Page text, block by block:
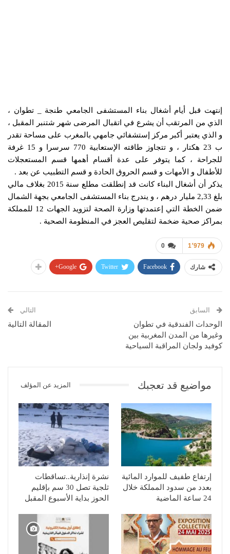
إنتهت قبل أيام أشغال بناء المستشفى الجامعي طنجة _ تطوان ،
الذي من المرتقب أن يشرع في اتقبال المرضى شهر شتنبر المقبل ،
و الذي يعتبر أكبر مركز إستشفائي جامهي بالمغرب على مساحة تقدر
ب 23 هكتار ، و تتجاوز طاقته الإستعابية 770 سرسرا و 15 غرفة
للجراحة ، كما يتوفر على عدة أقسام أهمها قسم المستعجلات
للأطفال و الأمهات و قسم الحروق الحادة و قسم التطبيب عن بعد .
يذكر أن أشغال البناء كانت قد إنطلقت مطلع سنة 2015 بغلاف مالي
بلغ 2,33 مليار درهم ، و يندرج بناء المستشفى الجامعي بجهة الشمال
ضمن الخطة التي إعتمدتها وزارة الصحة لتزويد الجهات 12 للمملكة
بمراكز صحية ضخمة لتقليص العجز في المنظومة الصحية .
0 1٬979
شارك Facebook
Twitter
Google+
السابق
الوحدات الفندقية في تطوان
وغيرها من المدن المغربية بين
كوفيد ولجان المراقبة السياحية
التالي
المقالة التالية
مواضيع قد تعجبك المزيد عن المؤلف
إرتفاع طفيف للموارد المائية
بعدد من سدود المملكة خلال
24 ساعة الماضية
نشرة إنذارية..تساقطات
ثلجية تصل 30 سم بإقليم
الحوز بداية الأسبوع المقبل